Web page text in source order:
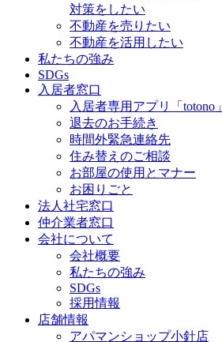
対策をしたい
不動産を売りたい
不動産を活用したい
私たちの強み
SDGs
入居者窓口
入居者専用アプリ「totono」
退去のお手続き
時間外緊急連絡先
住み替えのご相談
お部屋の使用とマナー
お困りごと
法人社宅窓口
仲介業者窓口
会社について
会社概要
私たちの強み
SDGs
採用情報
店舗情報
アパマンショップ小針店